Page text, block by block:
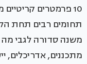
10 פרמטרים
תחומים רבים תחת
משנה סדורה לגבי
מתכננים, אדריכלים,